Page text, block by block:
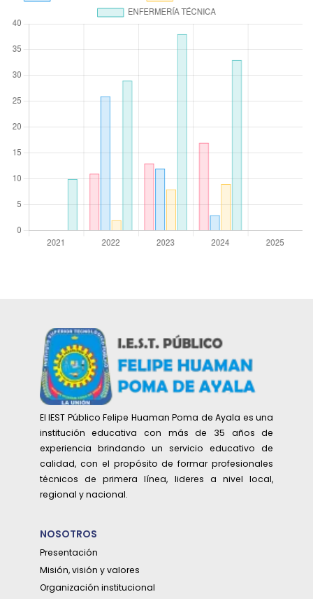
El IEST Público Felipe Huaman Poma de Ayala es una
institución educativa con más de 35 años de
experiencia brindando un servicio educativo de
calidad, con el propósito de formar profesionales
técnicos de primera línea, lideres a nivel local,
regional y nacional.
NOSOTROS
Presentación
Misión, visión y valores
Organización institucional